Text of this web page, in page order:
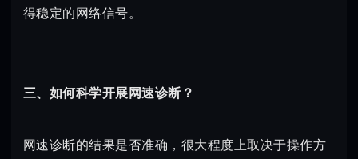
得稳定的网络信号。
三、如何科学开展网速诊断？
网速诊断的结果是否准确，很大程度上取决于操作方